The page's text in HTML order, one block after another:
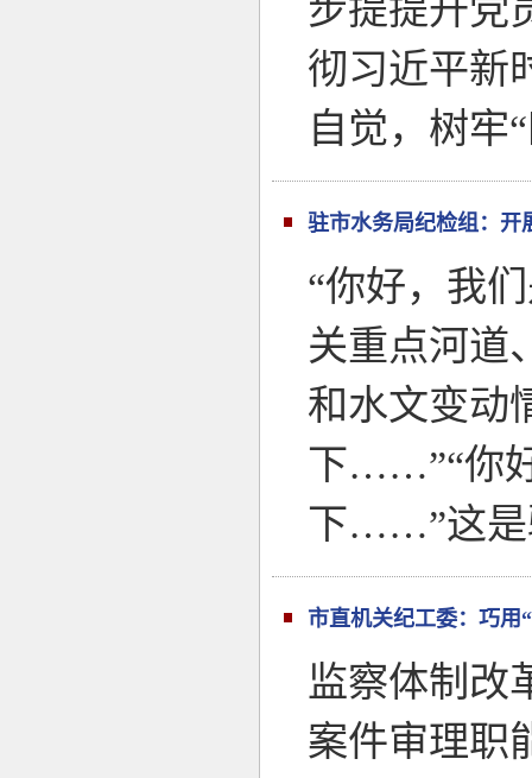
步提提升党
彻习近平新
自觉，树牢
驻市水务局纪检组：开
“你好，我
关重点河道
和水文变动
下……”“你
下……”这是
市直机关纪工委：巧用
监察体制改
案件审理职